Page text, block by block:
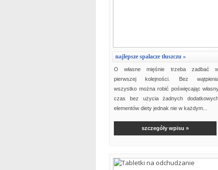
najlepsze spalacze tłuszczu »
O własne mięśnie trzeba zadbać
pierwszej kolejności. Bez
wszystko można robić poświęcając
czas bez użycia żadnych
elementów diety jednak nie w każdym...
szczegóły wpisu »